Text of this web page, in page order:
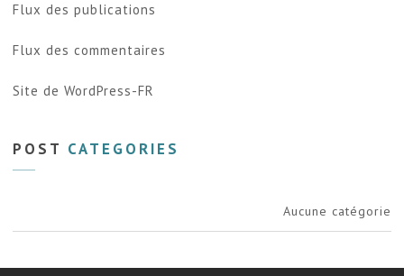
Flux des publications
Flux des commentaires
Site de WordPress-FR
POST CATEGORIES
Aucune catégorie